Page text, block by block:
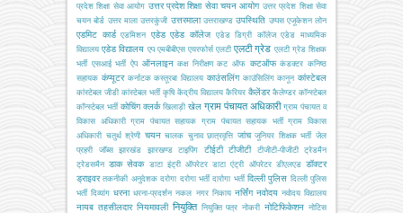
प्रदेश शिक्षा सेवा आयोग उत्तर प्रदेश शिक्षा सेवा चयन आयोग उत्तर प्रदेश शिक्षा सेवा
चयन बोर्ड उत्तर माला उत्तरकुंजी उत्तरमाला उत्तराखण्ड उपस्थिति उप्पस एजूकेशन लोन
एडमिट कार्ड एडमिशन एडेड एडेड कॉलेज एडेड डिग्री कॉलेज एडेड माध्यमिक
विद्यालय एडेड विद्यालय एप एमबीबीएस एयरफोर्स एलटी एलटी ग्रेड एलटी ग्रेड शिक्षक
भर्ती एसआई भर्ती ऐप ऑनलाइन कक्ष निरीक्षण कट ऑफ कटऑफ कंडक्टर कनिष्ठ
सहायक कंप्यूटर कर्नाटक कस्तूरबा विद्यालय काउंसलिंग काउंसिलिंग कानून कांस्टेबल
कांस्टेबल जीडी कांस्टेबल भर्ती कृषि केंद्रीय विद्यालय कैरियर कैलेंडर कैलेण्डर कॉन्स्टेबल
कॉन्स्टेबल भर्ती कोचिंग क्लर्क खिलाड़ी खेल ग्राम पंचायत अधिकारी ग्राम पंचायत व
विकास अधिकारी ग्राम पंचायत सहायक ग्राम पंचायत सहायक भर्ती ग्राम विकास
अधिकारी चतुर्थ श्रेणी चयन चालक चुनाव छात्रवृत्ति जांच जूनियर शिक्षक भर्ती जेल
प्रहरी
जॉब्स झारखंड झारखण्ड टाइपिंग टीईटी टीजीटी टीजीटी-पीजीटी
ट्रेडमैन
ट्रेडसमैन डाक सेवक डाटा इंट्री ऑपरेटर डाटा एंट्री ऑपरेटर डीएलएड डॉक्टर
ड्राइवर तकनीकी अनुदेशक दरोगा दरोगा भर्ती दारोगा भर्ती दिल्ली पुलिस दिल्ली पुलिस
भर्ती दिव्यांग धरना धरना-प्रदर्शन नकल नगर निकाय नर्सिंग नवोदय नवोदय विद्यालय
नायब तहसीलदार नियमावली नियुक्ति नियुक्ति पत्र नोकरी नोटिफिकेशन नोटिस